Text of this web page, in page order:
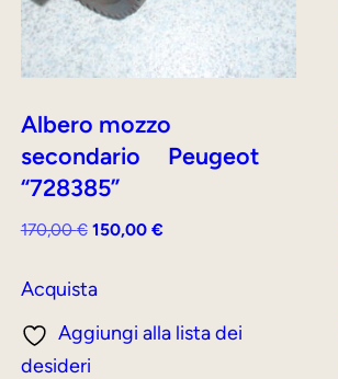
Albero mozzo
secondario Peugeot
“728385”
170,00€ Il
originale
170,00 €.
150,00 €Il
150,00 €.
Acquista
Aggiungi alla lista dei
desideri